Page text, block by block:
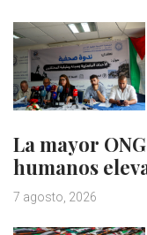
La mayor
humanos
7 agosto, 2026